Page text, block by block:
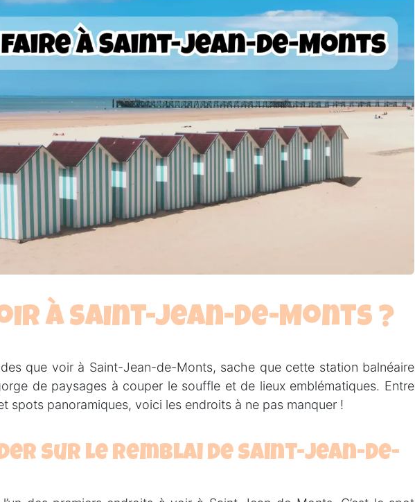
à Saint-Jean-de-Monts ?
que voir à Saint-Jean-de-Monts, sache que cette station balnéaire
de paysages à couper le souffle et de lieux emblématiques. Entre
spots panoramiques, voici les endroits à ne pas manquer !
sur le remblai de Saint-Jean-de-